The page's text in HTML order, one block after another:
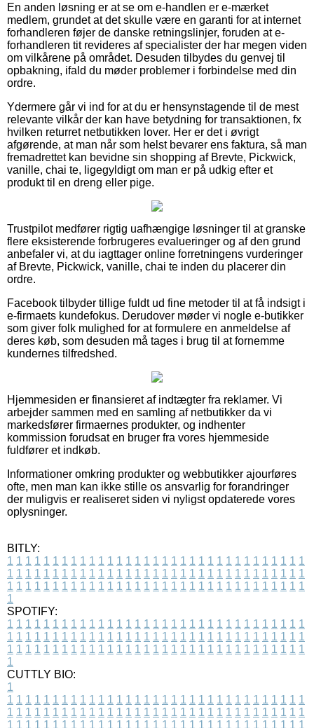
En anden løsning er at se om e-handlen er e-mærket
medlem, grundet at det skulle være en garanti for at internet
forhandleren føjer de danske retningslinjer, foruden at e-
forhandleren tit revideres af specialister der har megen viden
om vilkårene på området. Desuden tilbydes du genvej til
opbakning, ifald du møder problemer i forbindelse med din
ordre.
Ydermere går vi ind for at du er hensynstagende til de mest
relevante vilkår der kan have betydning for transaktionen, fx
hvilken returret netbutikken lover. Her er det i øvrigt
afgørende, at man når som helst bevarer ens faktura, så man
fremadrettet kan bevidne sin shopping af Brevte, Pickwick,
vanille, chai te, ligegyldigt om man er på udkig efter et
produkt til en dreng eller pige.
Trustpilot medfører rigtig uafhængige løsninger til at granske
flere eksisterende forbrugeres evalueringer og af den grund
anbefaler vi, at du iagttager online forretningens vurderinger
af Brevte, Pickwick, vanille, chai te inden du placerer din
ordre.
Facebook tilbyder tillige fuldt ud fine metoder til at få indsigt i
e-firmaets kundefokus. Derudover møder vi nogle e-butikker
som giver folk mulighed for at formulere en anmeldelse af
deres køb, som desuden må tages i brug til at fornemme
kundernes tilfredshed.
Hjemmesiden er finansieret af indtægter fra reklamer. Vi
arbejder sammen med en samling af netbutikker da vi
markedsfører firmaernes produkter, og indhenter
kommission forudsat en bruger fra vores hjemmeside
fuldfører et indkøb.
Informationer omkring produkter og webbutikker ajourføres
ofte, men man kan ikke stille os ansvarlig for forandringer
der muligvis er realiseret siden vi nyligst opdaterede vores
oplysninger.
BITLY:
1 1 1 1 1 1 1 1 1 1 1 1 1 1 1 1 1 1 1 1 1 1 1 1 1 1 1 1 1 1 1 1 1
1 1 1 1 1 1 1 1 1 1 1 1 1 1 1 1 1 1 1 1 1 1 1 1 1 1 1 1 1 1 1 1 1
1 1 1 1 1 1 1 1 1 1 1 1 1 1 1 1 1 1 1 1 1 1 1 1 1 1 1 1 1 1 1 1 1
1
SPOTIFY:
1 1 1 1 1 1 1 1 1 1 1 1 1 1 1 1 1 1 1 1 1 1 1 1 1 1 1 1 1 1 1 1 1
1 1 1 1 1 1 1 1 1 1 1 1 1 1 1 1 1 1 1 1 1 1 1 1 1 1 1 1 1 1 1 1 1
1 1 1 1 1 1 1 1 1 1 1 1 1 1 1 1 1 1 1 1 1 1 1 1 1 1 1 1 1 1 1 1 1
1
CUTTLY BIO:
1
1 1 1 1 1 1 1 1 1 1 1 1 1 1 1 1 1 1 1 1 1 1 1 1 1 1 1 1 1 1 1 1 1
1 1 1 1 1 1 1 1 1 1 1 1 1 1 1 1 1 1 1 1 1 1 1 1 1 1 1 1 1 1 1 1 1
1 1 1 1 1 1 1 1 1 1 1 1 1 1 1 1 1 1 1 1 1 1 1 1 1 1 1 1 1 1 1 1 1